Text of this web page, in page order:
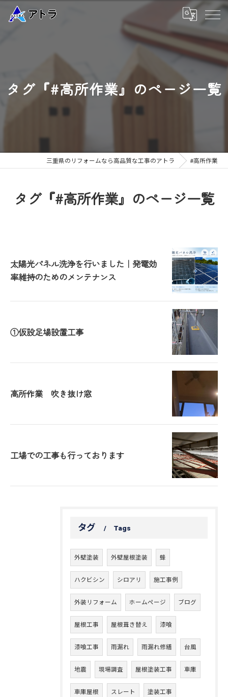
タグ『#高所作業』のページ一覧
三重県のリフォームなら高品質な工事のアトラ #高所作業
タグ『#高所作業』のページ一覧
太陽光パネル洗浄を行いました｜発電効
率維持のためのメンテナンス
①仮設足場設置工事
高所作業 吹き抜け窓
工場での工事も行っております
タグ Tags
外壁塗装 外壁屋根塗装 蜂
ハクビシン シロアリ 施工事例
外装リフォーム ホームページ ブログ
屋根工事 屋根葺き替え 漆喰
漆喰工事 雨漏れ 雨漏れ修繕 台風
地震 現場調査 屋根塗装工事 車庫
車庫屋根 スレート 塗装工事